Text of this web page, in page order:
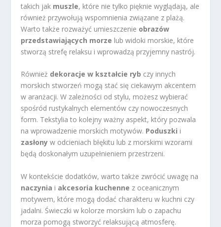
takich jak muszle, które nie tylko pięknie wyglądają, ale
również przywołują wspomnienia związane z plażą.
Warto także rozważyć umieszczenie obrazów
przedstawiających morze lub widoki morskie, które
stworzą strefę relaksu i wprowadzą przyjemny nastrój.
Również dekoracje w kształcie ryb czy innych
morskich stworzeń mogą stać się ciekawym akcentem
w aranżacji. W zależności od stylu, możesz wybierać
spośród rustykalnych elementów czy nowoczesnych
form. Tekstylia to kolejny ważny aspekt, który pozwala
na wprowadzenie morskich motywów. Poduszki i
zasłony w odcieniach błękitu lub z morskimi wzorami
będą doskonałym uzupełnieniem przestrzeni.
W kontekście dodatków, warto także zwrócić uwagę na
naczynia i akcesoria kuchenne z oceanicznym
motywem, które mogą dodać charakteru w kuchni czy
jadalni. Świeczki w kolorze morskim lub o zapachu
morza pomogą stworzyć relaksującą atmosferę.